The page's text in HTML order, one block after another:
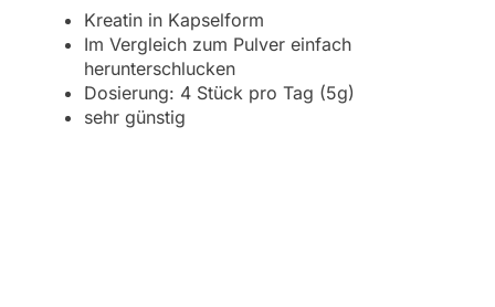
Kreatin in Kapselform
Im Vergleich zum Pulver einfach
herunterschlucken
Dosierung: 4 Stück pro Tag (5g)
sehr günstig